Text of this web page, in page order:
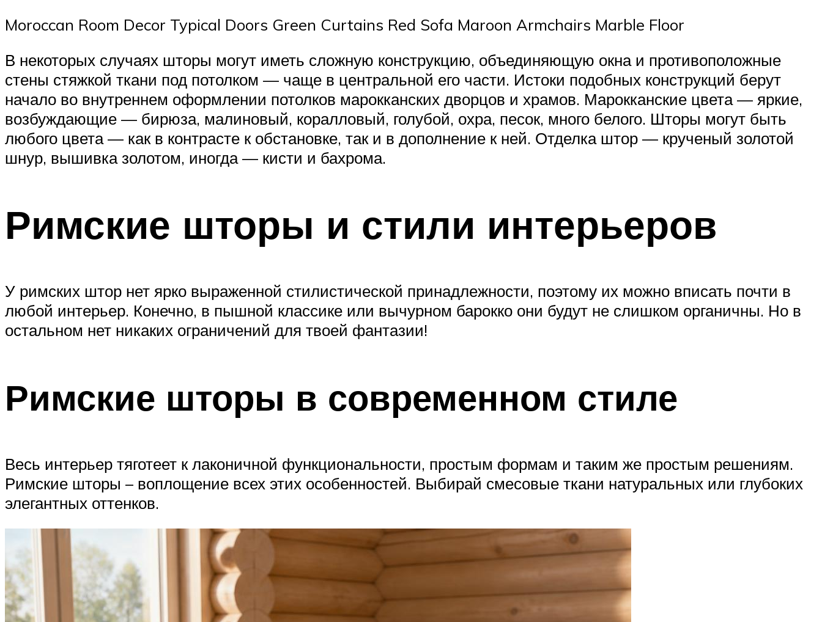
Moroccan Room Decor Typical Doors Green Curtains Red Sofa Maroon Armchairs Marble Floor
В некоторых случаях шторы могут иметь сложную конструкцию, объединяющую окна и противоположные
стены стяжкой ткани под потолком — чаще в центральной его части. Истоки подобных конструкций берут
начало во внутреннем оформлении потолков марокканских дворцов и храмов. Марокканские цвета — яркие,
возбуждающие — бирюза, малиновый, коралловый, голубой, охра, песок, много белого. Шторы могут быть
любого цвета — как в контрасте к обстановке, так и в дополнение к ней. Отделка штор — крученый золотой
шнур, вышивка золотом, иногда — кисти и бахрома.
Римские шторы и стили интерьеров
У римских штор нет ярко выраженной стилистической принадлежности, поэтому их можно вписать почти в
любой интерьер. Конечно, в пышной классике или вычурном барокко они будут не слишком органичны. Но в
остальном нет никаких ограничений для твоей фантазии!
Римские шторы в современном стиле
Весь интерьер тяготеет к лаконичной функциональности, простым формам и таким же простым решениям.
Римские шторы – воплощение всех этих особенностей. Выбирай смесовые ткани натуральных или глубоких
элегантных оттенков.